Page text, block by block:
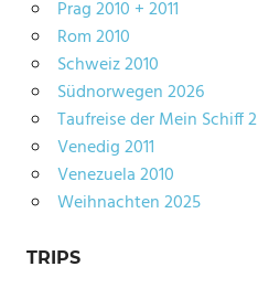
Prag 2010 + 2011
Rom 2010
Schweiz 2010
Südnorwegen 2026
Taufreise der Mein Schiff 2
Venedig 2011
Venezuela 2010
Weihnachten 2025
TRIPS